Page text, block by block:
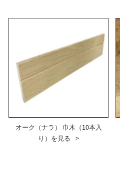
オーク（ナラ） 巾木（10本入
り）を見る